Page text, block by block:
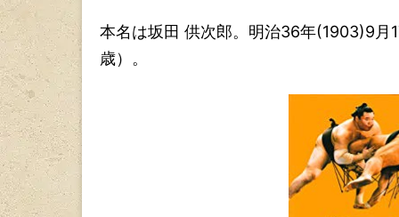
本名は坂田 供次郎。明治36年(1903)9月
歳）。